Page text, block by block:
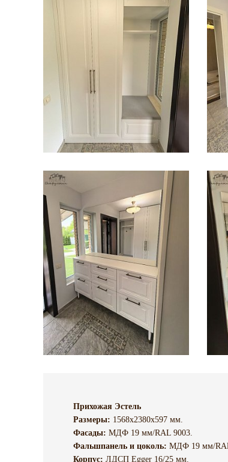
Прихожая Эстель
Размеры: 1568х2380х597 мм.
Фасады: МДФ 19 мм/RAL 9003.
Фальшпанель и цоколь: МДФ 19 мм/
Корпус: ЛДСП Egger 16/25 мм.